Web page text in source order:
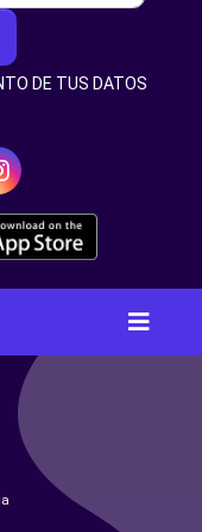
DE TUS DATOS